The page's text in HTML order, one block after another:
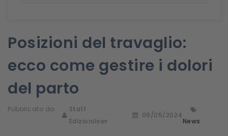
Posizioni del travaglio:
ecco come gestire i dolori
del parto
Pubblicato da
Staff
Edizionilswr
09/05/2024
News